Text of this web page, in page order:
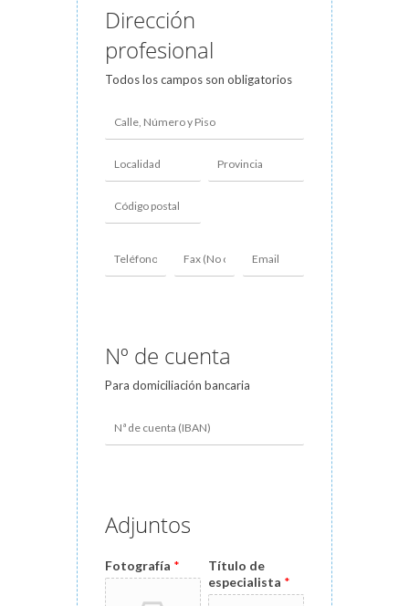
Dirección
profesional
Todos los campos son obligatorios
Nº de cuenta
Para domiciliación bancaria
Adjuntos
Fotografía *
Título de
especialista *